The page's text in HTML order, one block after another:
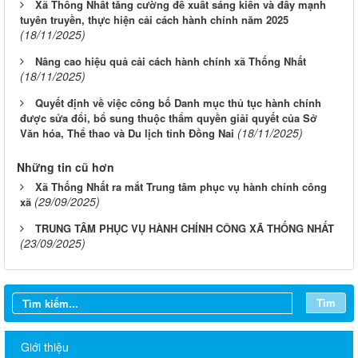
Xã Thống Nhất tăng cường đề xuất sáng kiến và đẩy mạnh
tuyên truyền, thực hiện cải cách hành chính năm 2025
(18/11/2025)
Nâng cao hiệu quả cải cách hành chính xã Thống Nhất
(18/11/2025)
Quyết định về việc công bố Danh mục thủ tục hành chính
được sửa đổi, bổ sung thuộc thẩm quyền giải quyết của Sở
Văn hóa, Thể thao và Du lịch tỉnh Đồng Nai (18/11/2025)
Những tin cũ hơn
Xã Thống Nhất ra mắt Trung tâm phục vụ hành chính công
xã (29/09/2025)
TRUNG TÂM PHỤC VỤ HÀNH CHÍNH CÔNG XÃ THỐNG NHẤT
(23/09/2025)
Tìm
Giới thiệu